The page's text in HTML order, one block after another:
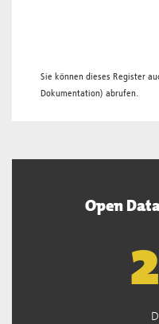
Sie können dieses Register
Dokumentation) abrufen.
Open